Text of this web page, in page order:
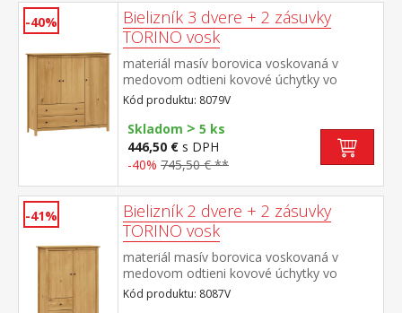
-40%
Bielizník 3 dvere + 2 zásuvky
TORINO vosk
materiál masív borovica voskovaná v
medovom odtieni kovové úchytky vo
farebnom prevedení černená mosadz 3
dvierka a 2 zásuvky s kovovými pojazdmi
Kód produktu: 8079V
Skladom > 5 ks
446,50 € s DPH
-40% 745,50 € **
-41%
Bielizník 2 dvere + 2 zásuvky
TORINO vosk
materiál masív borovica voskovaná v
medovom odtieni kovové úchytky vo
farebnom prevedení černená mosadz 2
dvierka a 2 zásuvky s kovovými pojazdmi
Kód produktu: 8087V